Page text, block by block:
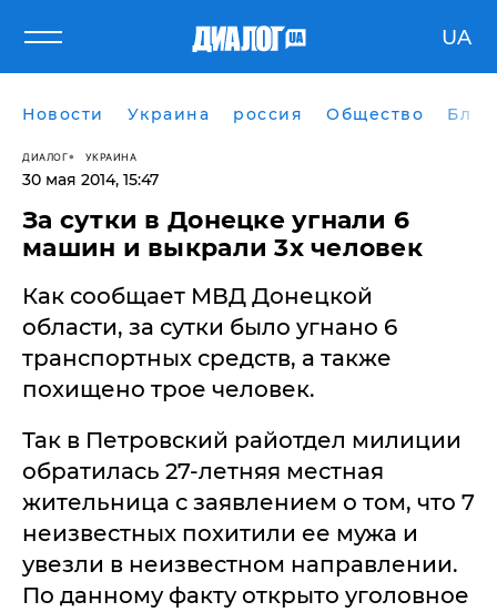
UA
Новости Украина россия Общество
ДИАЛОГ УКРАИНА
30 мая 2014, 15:47
За сутки в Донецке угнали 6
машин и выкрали 3х человек
Как сообщает МВД Донецкой
области, за сутки было угнано 6
транспортных средств, а также
похищено трое человек.
Так в Петровский райотдел милиции
обратилась 27-летняя местная
жительница с заявлением о том, что 7
неизвестных похитили ее мужа и
увезли в неизвестном направлении.
По данному факту открыто уголовное